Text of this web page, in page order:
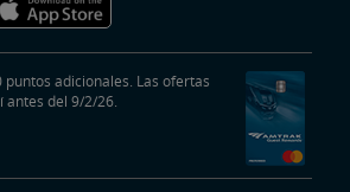
adicionales. Las ofertas
antes del 9/2/26.